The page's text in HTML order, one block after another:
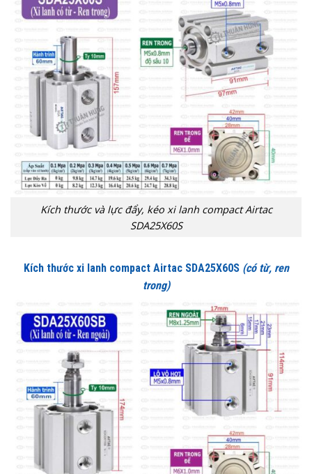
Kích thước và lực đẩy, kéo xi lanh compact Airtac
SDA25X60S
Kích thước xi lanh compact Airtac SDA25X60S(có từ, ren
trong)